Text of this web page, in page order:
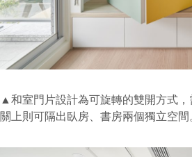
▲和室門片設計為可旋轉的雙開方式
關上則可隔出臥房、書房兩個獨立空